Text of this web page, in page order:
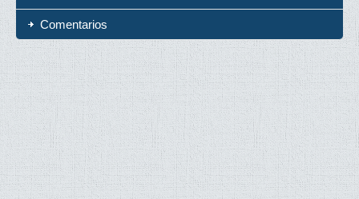
Comentarios